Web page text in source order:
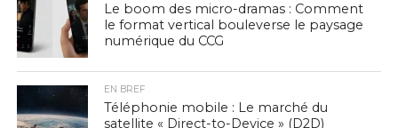
Le boom des micro-dramas : Comment
le format vertical bouleverse le paysage
numérique du CCG
EN BREF
Téléphonie mobile : Le marché du
satellite « Direct-to-Device » (D2D)